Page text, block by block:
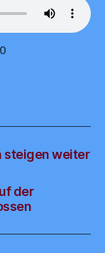
steigen weiter
der